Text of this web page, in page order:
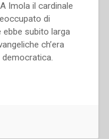
Imola il cardinale
di
ebbe subito larga
ch’era